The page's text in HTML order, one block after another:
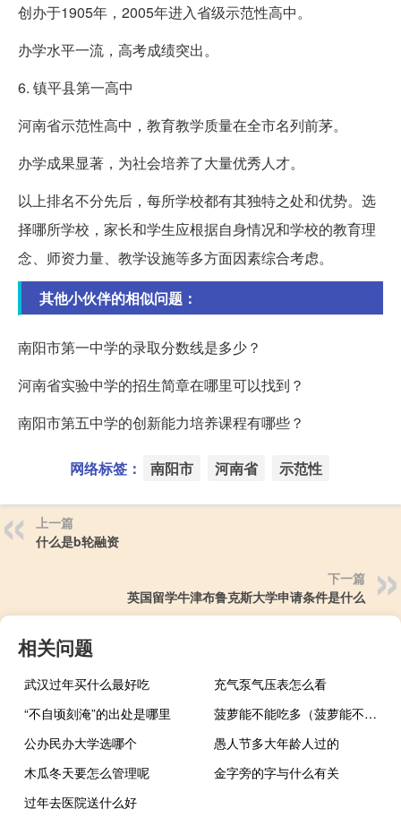
创办于1905年，2005年进入省级示范性高中。
办学水平一流，高考成绩突出。
6. 镇平县第一高中
河南省示范性高中，教育教学质量在全市名列前茅。
办学成果显著，为社会培养了大量优秀人才。
以上排名不分先后，每所学校都有其独特之处和优势。选
择哪所学校，家长和学生应根据自身情况和学校的教育理
念、师资力量、教学设施等多方面因素综合考虑。
其他小伙伴的相似问题：
南阳市第一中学的录取分数线是多少？
河南省实验中学的招生简章在哪里可以找到？
南阳市第五中学的创新能力培养课程有哪些？
网络标签： 南阳市 河南省 示范性
上一篇
什么是b轮融资
下一篇
英国留学牛津布鲁克斯大学申请条件是什么
相关问题
武汉过年买什么最好吃
充气泵气压表怎么看
“不自顷刻淹”的出处是哪里
菠萝能不能吃多（菠萝能不能吃）
公办民办大学选哪个
愚人节多大年龄人过的
木瓜冬天要怎么管理呢
金字旁的字与什么有关
过年去医院送什么好